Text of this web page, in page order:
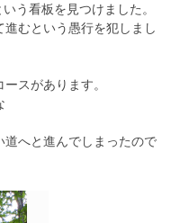
う看板を見つけました。
むという愚行を犯しまし
スがあります。
へと進んでしまったので